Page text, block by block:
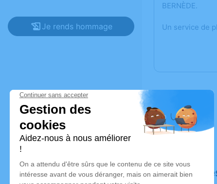
Je rends hommage
BERNÈDE.
Un service de
Déroulé